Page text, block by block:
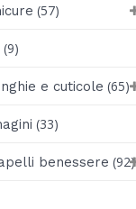
(57)
(9)
e cuticole (65)
(33)
benessere (92)